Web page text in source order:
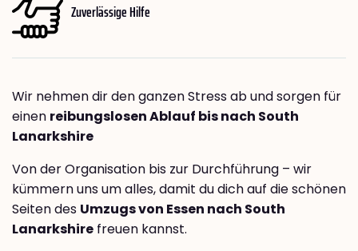
Zuverlässige Hilfe
Wir nehmen dir den ganzen Stress ab und sorgen für
einen reibungslosen Ablauf bis nach South
Lanarkshire
Von der Organisation bis zur Durchführung – wir
kümmern uns um alles, damit du dich auf die schönen
Seiten des Umzugs von Essen nach South
Lanarkshire freuen kannst.